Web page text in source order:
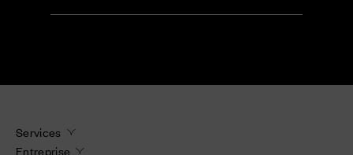
Services
Entreprise